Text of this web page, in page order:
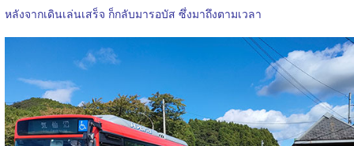
หลังจากเดินเล่นเสร็จ ก็กลับมารอบัส ซึ่งมาถึงตามเวลา